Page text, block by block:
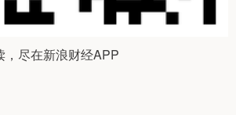
尽在新浪财经APP